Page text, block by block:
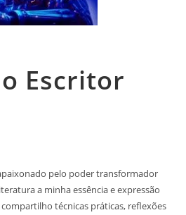
Escritor
pelo poder transformador
a minha essência e expressão
técnicas práticas, reflexões